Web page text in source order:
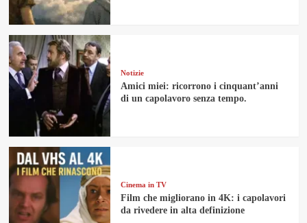
Notizie
Amici miei: ricorrono i cinquant’anni
di un capolavoro senza tempo.
Cinema in TV
Film che migliorano in 4K: i capolavori
da rivedere in alta definizione